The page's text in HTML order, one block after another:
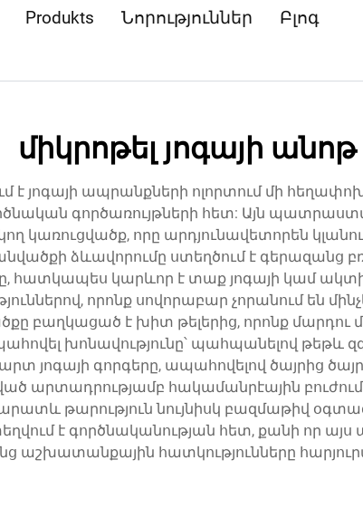
Produkts Նորություններ Բլոգ
միկրոթել յոգայի անոթ
է յոգայի ապրանքների ոլորտում մի
գործառույթների հետ: Այն
որը արդյունավետորեն կլանում
ձևավորումը ստեղծում է գերազանց
հատկապես կարևոր է տաք յոգայի կամ
որոնք սովորաբար չորանում են
բաղկացած է խիտ թելերից, որոնք մարդու
խոնավությունը՝ պահպանելով թեթև
յոգայի գորգերը, ապահովելով ծայրից
արտադրությամբ հակամանրէային
թարություն նույնիսկ բազմաթիվ
է գործնականության հետ, քանի որ այս
աշխատանքային հատկությունները